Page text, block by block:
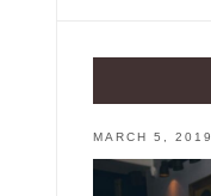
MARCH 5, 2019